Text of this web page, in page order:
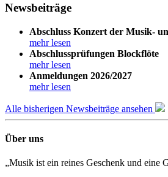
Newsbeiträge
Abschluss Konzert der Musik-
mehr lesen
Abschlussprüfungen Blockflöte
mehr lesen
Anmeldungen 2026/2027
mehr lesen
Alle bisherigen Newsbeiträge ansehen
Über uns
„Musik ist ein reines Geschenk und eine